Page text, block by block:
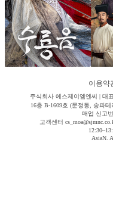
이용약
주식회사 에스제이엠엔씨 | 대
16층 B-1609호 (문정동, 송파
매업 신고
고객센터
AsiaN.